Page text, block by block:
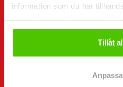
information som du har
Tillåt
Anpassa
Telefonnummer (Obligatorisk)